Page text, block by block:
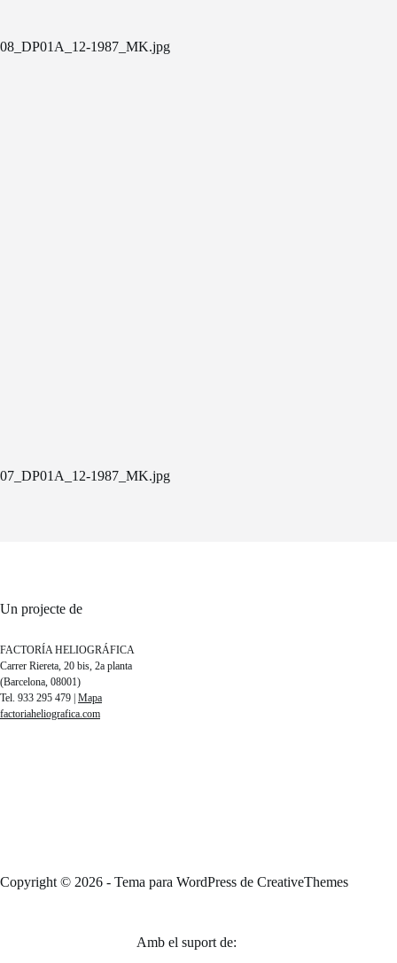
08_DP01A_12-1987_MK.jpg
07_DP01A_12-1987_MK.jpg
Un projecte de
FACTORÍA HELIOGRÁFICA
Carrer Riereta, 20 bis, 2a planta
(Barcelona, 08001)
Tel. 933 295 479 | Mapa
factoriaheliografica.com
Copyright © 2026 - Tema para WordPress de CreativeThemes
Amb el suport de: